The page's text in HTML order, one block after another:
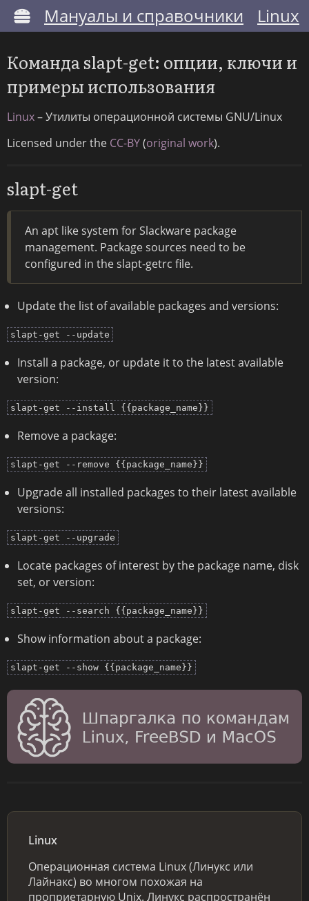
Мануалы и справочники Linux
Команда slapt-get: опции, ключи и
примеры использования
Linux– Утилиты операционной системы GNU/Linux
Licensed under the CC-BY(original work).
slapt-get
An apt like system for Slackware package
management. Package sources need to be
configured in the slapt-getrc file.
Update the list of available packages and versions:
slapt-get --update
Install a package, or update it to the latest available
version:
slapt-get --install {{package_name}}
Remove a package:
slapt-get --remove {{package_name}}
Upgrade all installed packages to their latest available
versions:
slapt-get --upgrade
Locate packages of interest by the package name, disk
set, or version:
slapt-get --search {{package_name}}
Show information about a package:
slapt-get --show {{package_name}}
Linux
Операционная система Linux (Линукс или
Лайнакс) во многом похожая на
проприетарную Unix. Линукс распространён